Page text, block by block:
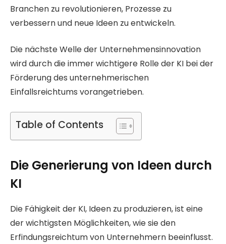
Branchen zu revolutionieren, Prozesse zu
verbessern und neue Ideen zu entwickeln.
Die nächste Welle der Unternehmensinnovation
wird durch die immer wichtigere Rolle der KI bei der
Förderung des unternehmerischen
Einfallsreichtums vorangetrieben.
Table of Contents
Die Generierung von Ideen durch
KI
Die Fähigkeit der KI, Ideen zu produzieren, ist eine
der wichtigsten Möglichkeiten, wie sie den
Erfindungsreichtum von Unternehmern beeinflusst.